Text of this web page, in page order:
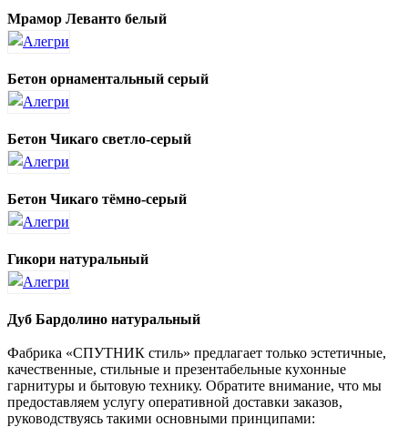
Мрамор Леванто белый
Бетон орнаментальный серый
Бетон Чикаго светло-серый
Бетон Чикаго тёмно-серый
Гикори натуральный
Дуб Бардолино натуральный
Фабрика «СПУТНИК стиль» предлагает только эстетичные,
качественные, стильные и презентабельные кухонные
гарнитуры и бытовую технику. Обратите внимание, что мы
предоставляем услугу оперативной доставки заказов,
руководствуясь такими основными принципами: